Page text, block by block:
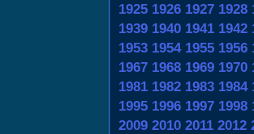
1925 1926 1927 1928
1939 1940 1941 1942
1953 1954 1955 1956
1967 1968 1969 1970
1981 1982 1983 1984
1995 1996 1997 1998
2009 2010 2011 2012